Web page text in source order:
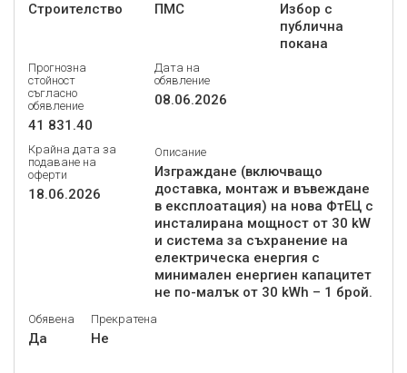
Строителство ПМС
Избор с
публична
покана
Прогнозна
стойност
съгласно
обявление
41 831.40
Дата на
обявление
08.06.2026
Крайна дата за
подаване на
оферти
18.06.2026
Описание
Изграждане (включващо
доставка, монтаж и въвеждане
в експлоатация) на нова ФтЕЦ с
инсталирана мощност от 30 kW
и система за съхранение на
електрическа енергия с
минимален енергиен капацитет
не по-малък от 30 kWh – 1 брой.
Обявена
Да
Прекратена
Не